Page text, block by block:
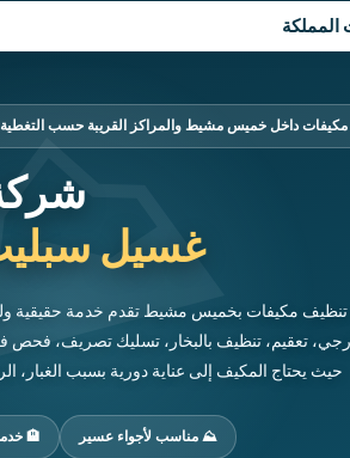
داخل خميس مشيط والمراكز القريبة حسب التغطية
غسيل
مكيفات بخميس مشيط تقدم خدمة حقيقية
تعقيم، تنظيف بالبخار، تسليك تصريف،
حيث يحتاج المكيف إلى عناية دورية بسبب الغبار،
⛰️ مناسب لأجواء عسير 🏨